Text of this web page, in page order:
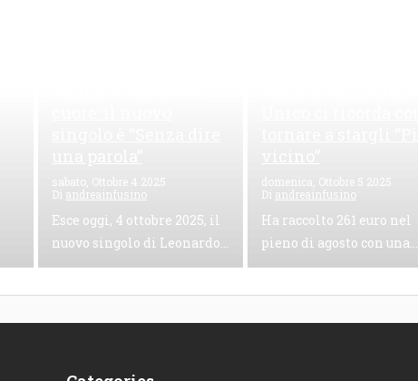
sabato, Ottobre 4 2025
Di andreainfusino
Esce oggi, 4 ottobre 2025, il
nuovo singolo di Leonardo...
domenica, Ottobre 5 2025
Di andreainfusino
Ha raccolto 261 euro nel
pieno di agosto con una...